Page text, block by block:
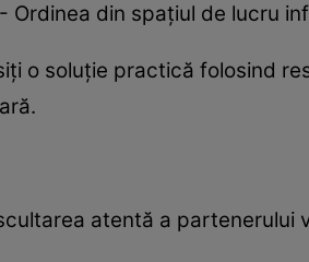
Ordinea din spațiul de lucru
o soluție practică folosind
atentă a partenerului